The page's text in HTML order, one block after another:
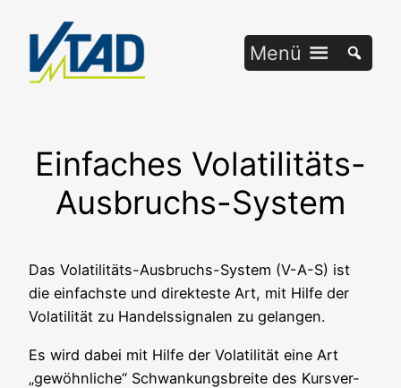
springen
Menü
Einfaches Volatilitäts-
Ausbruchs-System
Das Vola­ti­li­täts-Aus­bruchs-Sys­tem (V-A-S) ist
die ein­fachs­te und direk­tes­te Art, mit Hil­fe der
Vola­ti­li­tät zu Han­dels­si­gna­len zu gelangen.
Es wird dabei mit Hil­fe der Vola­ti­li­tät eine Art
„gewöhn­li­che“ Schwan­kungs­brei­te des Kurs­ver­